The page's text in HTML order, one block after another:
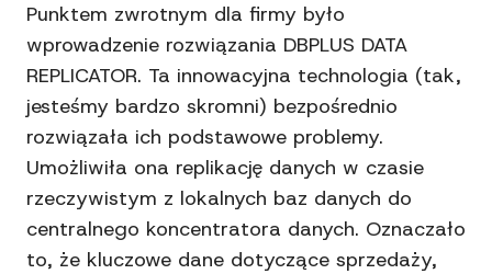
Punktem zwrotnym dla firmy było
wprowadzenie rozwiązania DBPLUS DATA
REPLICATOR. Ta innowacyjna technologia (tak,
jesteśmy bardzo skromni) bezpośrednio
rozwiązała ich podstawowe problemy.
Umożliwiła ona replikację danych w czasie
rzeczywistym z lokalnych baz danych do
centralnego koncentratora danych. Oznaczało
to, że kluczowe dane dotyczące sprzedaży,